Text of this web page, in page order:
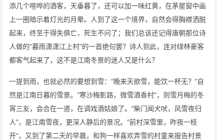
添几个喧哗的酒客，天垂暮了，还可以加一味红黄，在茅屋窗中画
上一圈暗示着灯光的月晕。人到了这一个境界，自然会得胸襟洒脱
起来，终至于得失俱亡，死生不问了；我们总该还记得唐朝那位诗
人做的“暮雨潇潇江上村”的一首绝句罢？诗人到此，连对绿林豪客
都客气起来了，这不是江南冬景的迷人又是什么？
一提到雨，也就必然的要想到雪：“晚来天欲雪，能饮一杯无？”自
然是江南日暮的雪景。“寒沙梅影路，微雪酒香村”，则雪月梅的冬
宵三友，会合在一道，在调戏酒姑娘了。“柴门闻犬吠，风雪夜归
人”，是江南雪夜，更深人静后的景况。“前村深雪里，昨夜一枝
开”，又到了第二天的早晨，和狗一样喜欢弄雪的村童来报告村景